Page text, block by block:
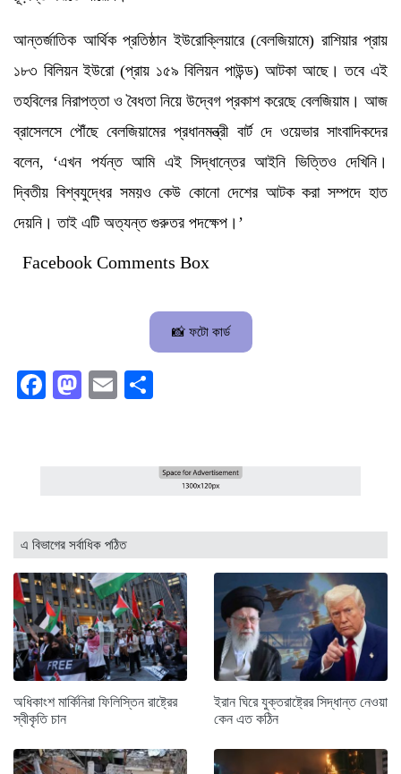
আন্তর্জাতিক আর্থিক প্রতিষ্ঠান ইউরোক্লিয়ারে (বেলজিয়ামে) রাশিয়ার প্রায়
১৮৩ বিলিয়ন ইউরো (প্রায় ১৫৯ বিলিয়ন পাউন্ড) আটকা আছে। তবে এই
তহবিলের নিরাপত্তা ও বৈধতা নিয়ে উদ্বেগ প্রকাশ করেছে বেলজিয়াম। আজ
ব্রাসেলসে পৌঁছে বেলজিয়ামের প্রধানমন্ত্রী বার্ট দে ওয়েভার সাংবাদিকদের
বলেন, ‘এখন পর্যন্ত আমি এই সিদ্ধান্তের আইনি ভিত্তিও দেখিনি।
দ্বিতীয় বিশ্বযুদ্ধের সময়ও কেউ কোনো দেশের আটক করা সম্পদে হাত
দেয়নি। তাই এটি অত্যন্ত গুরুতর পদক্ষেপ।’
Facebook Comments Box
📸 ফটো কার্ড
Facebook
Mastodon
Email
এ বিভাগের সর্বাধিক পঠিত
অধিকাংশ মার্কিনিরা ফিলিস্তিন রাষ্ট্রের
স্বীকৃতি চান
ইরান ঘিরে যুক্তরাষ্ট্রের সিদ্ধান্ত নেওয়া
কেন এত কঠিন